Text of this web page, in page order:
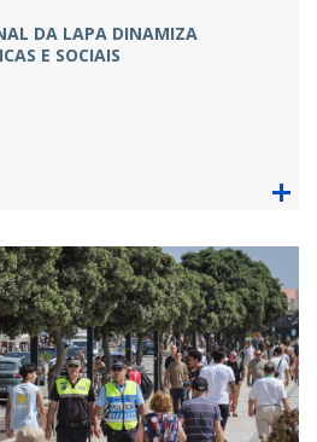
DA LAPA DINAMIZA
E SOCIAIS